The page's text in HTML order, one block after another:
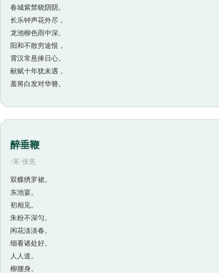
春城紫禁晓阴阴。
长乐钟声花外尽，
龙池柳色雨中深。
阳和不散穷途恨，
霄汉常悬捧日心。
献赋十年犹未遇，
羞将白发对华簪。
醉垂鞭
·宋·张先
双蝶绣罗裙。
东池宴。
初相见。
朱粉不深匀。
闲花淡淡春。
细看诸处好。
人人道。
柳腰身。